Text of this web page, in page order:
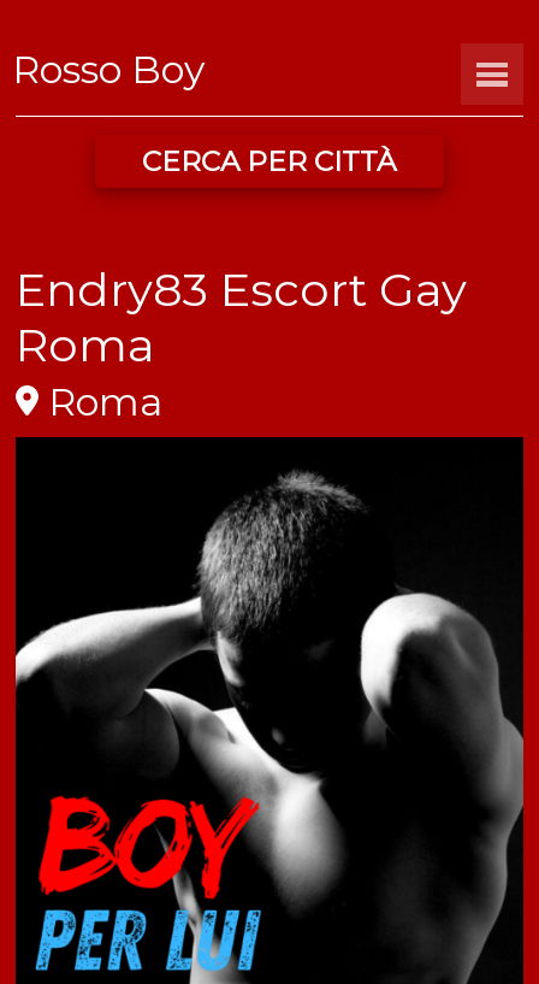
Rosso Boy
CERCA PER CITTÀ
Endry83 Escort Gay
Roma
Roma